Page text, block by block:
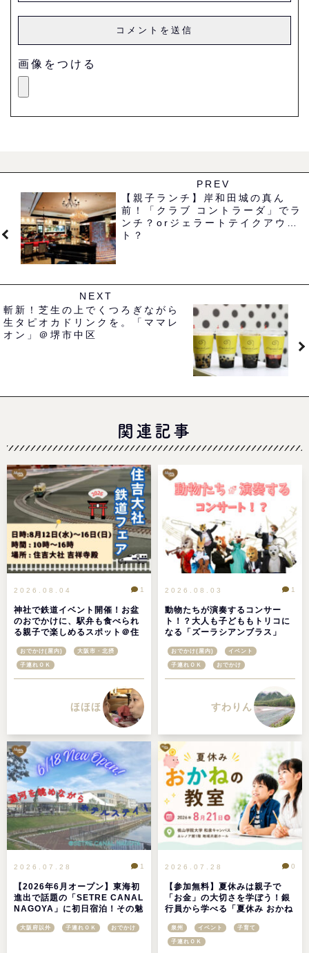
画像をつける
NEXT
斬新！芝生の上でくつろぎながら
生タピオカドリンクを。「ママレ
オン」＠堺市中区
PREV
【親子ランチ】岸和田城の真ん
前！「クラブ コントラーダ」でラ
ンチ？orジェラートテイクアウ
ト？
関連記事
2026.08.04
神社で鉄道イベント開催！お盆
のおでかけに、駅弁も食べられ
る親子で楽しめるスポット＠住
1
おでかけ(屋内) 大阪市・北摂
子連れＯＫ
ほほほ
2026.08.03
動物たちが演奏するコンサー
ト！？大人も子どももトリコに
なる「ズーラシアンブラス」
1
おでかけ(屋内) イベント
子連れＯＫ おでかけ
すわりん
2026.07.28
【2026年6月オープン】東海初
進出で話題の「SETRE CANAL
NAGOYA」に初日宿泊！その魅
1
大阪府以外 子連れＯＫ おでかけ
2026.07.28
【参加無料】夏休みは親子で
「お金」の大切さを学ぼう！銀
行員から学べる「夏休み おかね
0
泉州 イベント 子育て
子連れＯＫ